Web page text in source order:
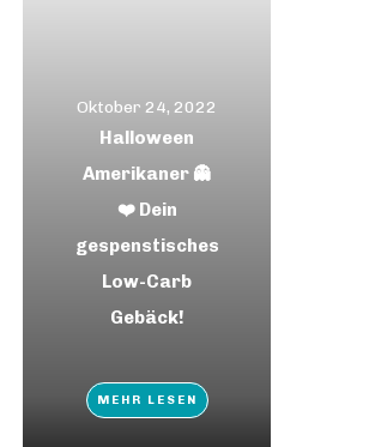
Oktober 24, 2022
Halloween
Amerikaner 👻
❤️ Dein
gespenstisches
Low-Carb
Gebäck!
MEHR LESEN